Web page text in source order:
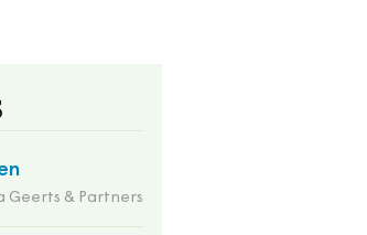
Geerts & Partners